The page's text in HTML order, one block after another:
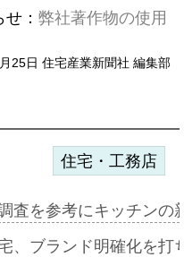
： 弊社著作物の使用
25日 住宅産業新聞社 編集部
住宅・工務店
査を参考にキッチン
、ブランド明確化を